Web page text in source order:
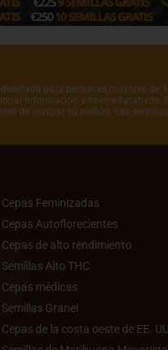
para personas mayores
información y fines educativos.
de realizar su pedido. Las
Cepas Feminizadas
Cepas Autoflorecientes
Cepas de alto rendimiento
Semillas Alto THC
Cepas médicas
Semillas Granel
Cepas de la costa oeste de EE.